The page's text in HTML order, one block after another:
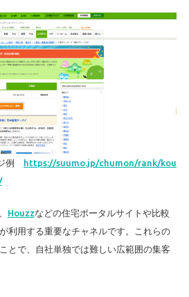
例 https://suumo.jp/chumon/rank/kou
Houzzなどの住宅ポータルサイトや比較
利用する重要なチャネルです。これらの
とで、自社単独では難しい広範囲の集客